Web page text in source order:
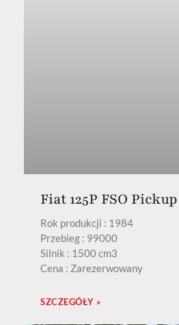
Fiat 125P FSO Pickup
Rok produkcji : 1984
Przebieg : 99000
Silnik : 1500 cm3
Cena : Zarezerwowany
SZCZEGÓŁY »